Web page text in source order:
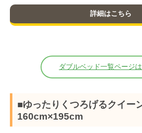
詳細はこちら
ダブルベッド一覧ページ
■ゆったりくつろげるクイー
160cm×195cm